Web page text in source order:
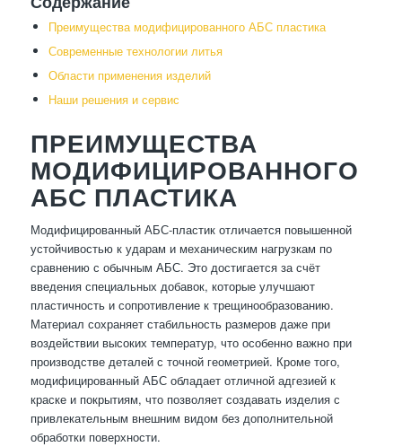
Преимущества модифицированного АБС пластика
Современные технологии литья
Области применения изделий
Наши решения и сервис
ПРЕИМУЩЕСТВА
МОДИФИЦИРОВАННОГО
АБС ПЛАСТИКА
Модифицированный АБС-пластик отличается повышенной
устойчивостью к ударам и механическим нагрузкам по
сравнению с обычным АБС. Это достигается за счёт
введения специальных добавок, которые улучшают
пластичность и сопротивление к трещинообразованию.
Материал сохраняет стабильность размеров даже при
воздействии высоких температур, что особенно важно при
производстве деталей с точной геометрией. Кроме того,
модифицированный АБС обладает отличной адгезией к
краске и покрытиям, что позволяет создавать изделия с
привлекательным внешним видом без дополнительной
обработки поверхности.